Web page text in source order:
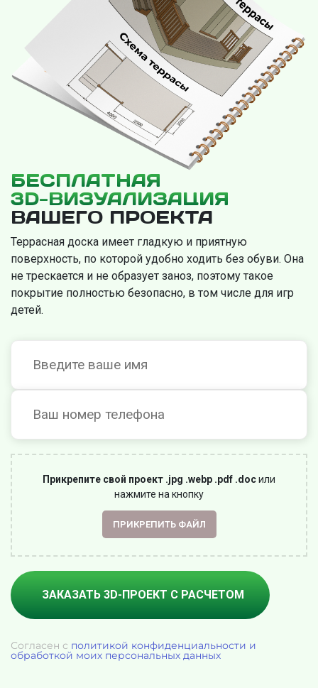
БЕСПЛАТНАЯ
3D-ВИЗУАЛИЗАЦИЯ
ВАШЕГО ПРОЕКТА
Террасная доска имеет гладкую и приятную
поверхность, по которой удобно ходить без обуви. Она
не трескается и не образует заноз, поэтому такое
покрытие полностью безопасно, в том числе для игр
детей.
Прикрепите свой проект .jpg .webp .pdf .docили
нажмите на кнопку
ПРИКРЕПИТЬ ФАЙЛ
Согласен с политикой конфиденциальности и
обработкой моих персональных данных